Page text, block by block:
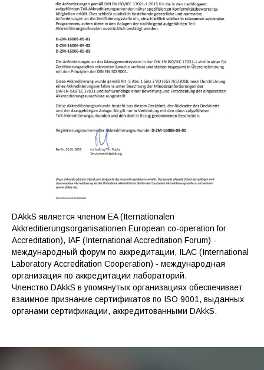
DAkkS является членом EA (Iternationalen
Akkreditierungsorganisationen European co-operation for
Accreditation), IAF (International Accreditation Forum) -
международный форум по аккредитации, ILAC (International
Laboratory Accreditation Cooperation) - международная
организация по аккредитации лабораторий.
Членство DAkkS в упомянутых организациях обеспечивает
взаимное признание сертификатов по ISO 9001, выданных
органами сертификации, аккредитованными DAkkS.